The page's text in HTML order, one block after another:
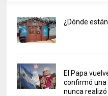
¿Dónde
El Papa
confirmó una
nunca realizó